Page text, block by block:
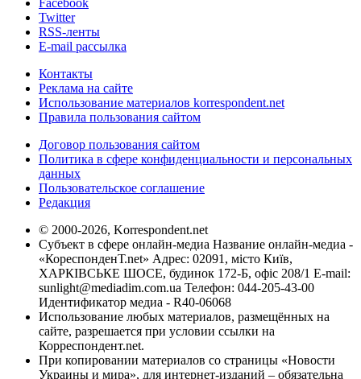
Twitter
RSS-ленты
E-mail рассылка
Контакты
Реклама на сайте
Использование материалов korrespondent.net
Правила пользования сайтом
Договор пользования сайтом
Политика в сфере конфиденциальности и персональных
данных
Пользовательское соглашение
Редакция
© 2000-2026, Korrespondent.net
Субъект в сфере онлайн-медиа Название онлайн-медиа -
«КореспонденТ.net» Адрес: 02091, місто Київ,
ХАРКІВСЬКЕ ШОСЕ, будинок 172-Б, офіс 208/1 E-mail:
sunlight@mediadim.com.ua Телефон: 044-205-43-00
Идентификатор медиа - R40-06068
Использование любых материалов, размещённых на
сайте, разрешается при условии ссылки на
Корреспондент.net.
При копировании материалов со страницы «Новости
Украины и мира», для интернет-изданий – обязательна